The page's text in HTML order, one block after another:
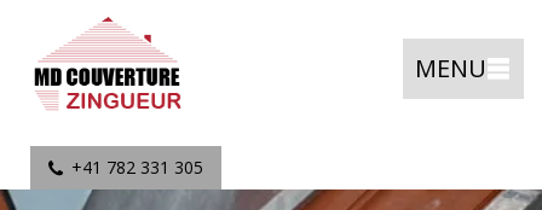
MENU
+41 782 331 305